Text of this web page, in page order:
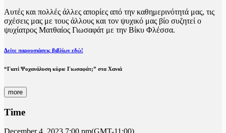
Αυτές και πολλές άλλες απορίες από την καθημερινότητά μας, τις
σχέσεις μας με τους άλλους και τον ψυχικό μας βίο συζητεί ο
ψυχίατρος Ματθαίος Γιωσαφάτ με την Βίκυ Φλέσσα.
Δείτε παρουσιάσεις βιβλίων εδώ!
“Γιατί Ψυχανάλυση κύριε Γιωσαφάτ;” στα Χανιά
more
Time